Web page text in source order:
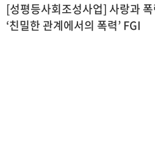
[성평등사회조성사업] 사랑과
‘친밀한 관계에서의 폭력’ FGI